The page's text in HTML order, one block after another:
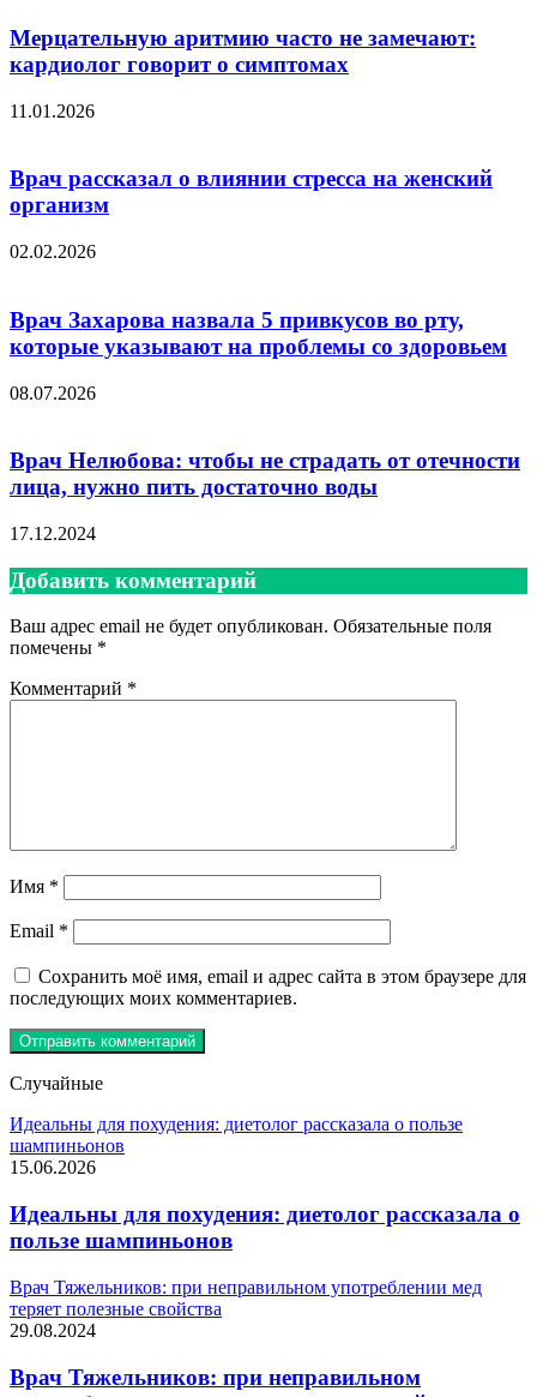
Мерцательную аритмию часто не замечают:
кардиолог говорит о симптомах
11.01.2026
Врач рассказал о влиянии стресса на женский
организм
02.02.2026
Врач Захарова назвала 5 привкусов во рту,
которые указывают на проблемы со здоровьем
08.07.2026
Врач Нелюбова: чтобы не страдать от отечности
лица, нужно пить достаточно воды
17.12.2024
Добавить комментарий
Ваш адрес email не будет опубликован. Обязательные поля
помечены *
Комментарий *
Имя *
Email *
Сохранить моё имя, email и адрес сайта в этом браузере для
последующих моих комментариев.
Случайные
Идеальны для похудения: диетолог рассказала о пользе
шампиньонов
15.06.2026
Идеальны для похудения: диетолог рассказала о
пользе шампиньонов
Врач Тяжельников: при неправильном употреблении мед
теряет полезные свойства
29.08.2024
Врач Тяжельников: при неправильном